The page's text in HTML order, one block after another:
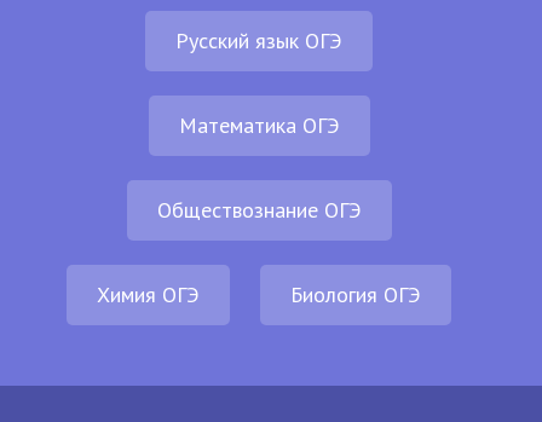
Русский язык ОГЭ
Математика ОГЭ
Обществознание ОГЭ
Химия ОГЭ Биология ОГЭ